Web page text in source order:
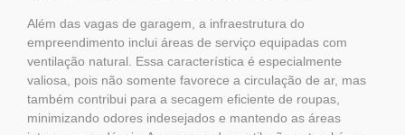
Além das vagas de garagem, a infraestrutura do
empreendimento inclui áreas de serviço equipadas com
ventilação natural. Essa característica é especialmente
valiosa, pois não somente favorece a circulação de ar, mas
também contribui para a secagem eficiente de roupas,
minimizando odores indesejados e mantendo as áreas